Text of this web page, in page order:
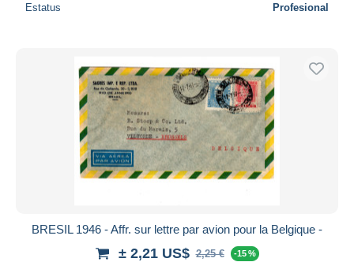
Estatus Profesional
BRESIL 1946 - Affr. sur lettre par avion pour la Belgique -
± 2,21 US$ 2,25 € -15 %